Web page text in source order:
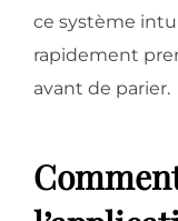
ce système
rapidement
avant de parier.